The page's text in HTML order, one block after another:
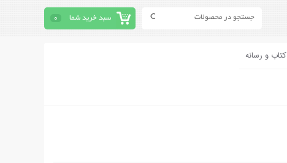
سبد خرید شما 0
کتاب و رسانه